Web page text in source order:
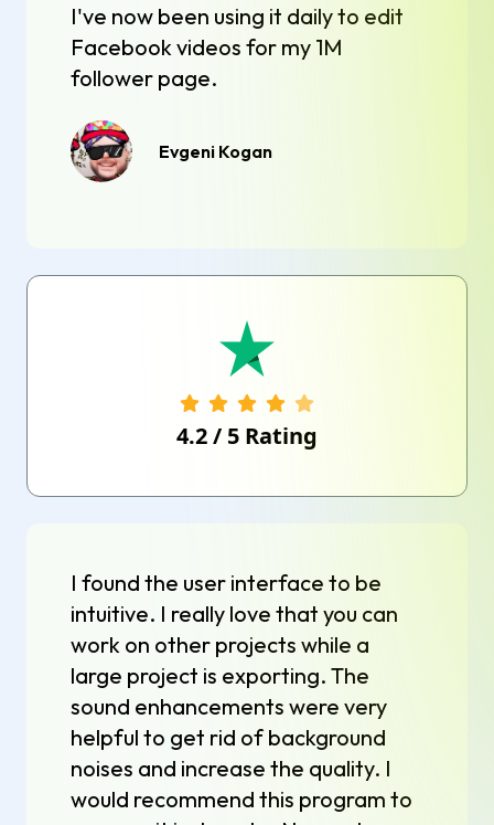
I've now been using it daily to edit
Facebook videos for my 1M
follower page.
Evgeni Kogan
4.2/ 5 Rating
I found the user interface to be
intuitive. I really love that you can
work on other projects while a
large project is exporting. The
sound enhancements were very
helpful to get rid of background
noises and increase the quality. I
would recommend this program to